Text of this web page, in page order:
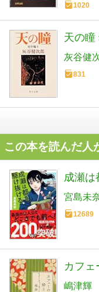
1020
天の瞳
灰谷健
831
この本を読んだ人
成瀬は
宮島未
12689
カフェ
嶋津輝